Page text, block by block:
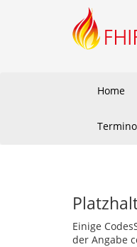
Home
Einige
der Angabe